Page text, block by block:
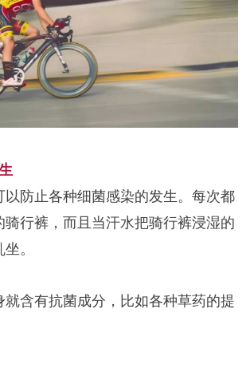
以防止各种细菌感染的发生。每次都
骑行裤，而且当汗水把骑行裤浸湿的
。
就含有抗菌成分，比如各种草药的提